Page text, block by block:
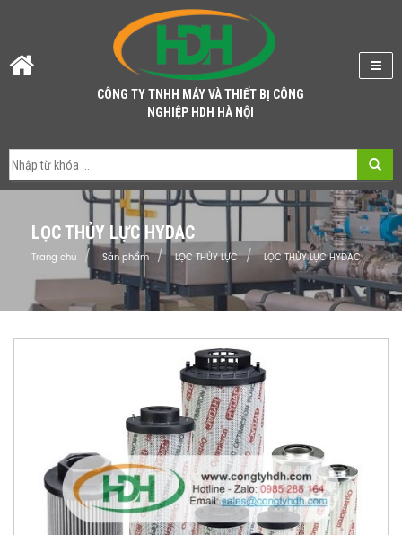
CÔNG TY TNHH MÁY VÀ THIẾT BỊ CÔNG
NGHIỆP HDH HÀ NỘI
LỌC THỦY LỰC HYDAC
Trang chủ Sản phẩm LỌC THỦY LỰC LỌC THỦY LỰC HYDAC